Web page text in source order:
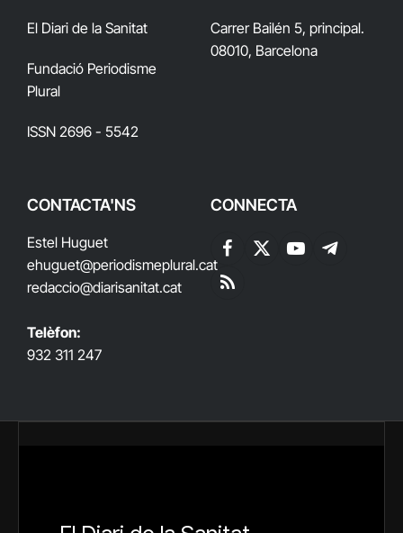
El Diari de la Sanitat
Fundació Periodisme
Plural
ISSN 2696 - 5542
Carrer Bailén 5, principal.
08010, Barcelona
CONTACTA'NS
Estel Huguet
ehuguet@periodismeplural.cat
redaccio@diarisanitat.cat
Telèfon:
932 311 247
CONNECTA
Facebook
X
YouTubeTelegram
RSS